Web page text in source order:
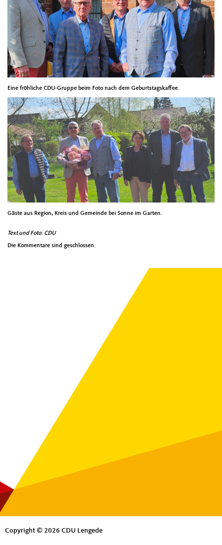
Eine fröhliche CDU-Gruppe beim Foto nach dem Geburtstagskaffee.
Gäste aus Region, Kreis und Gemeinde bei Sonne im Garten.
Text und Foto: CDU
Die Kommentare sind geschlossen.
Copyright © 2026 CDU Lengede